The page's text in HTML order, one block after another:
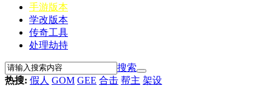
手游版本
学改版本
传奇工具
处理劫持
搜索
热搜: 假人 GOM GEE 合击 帮主 架设